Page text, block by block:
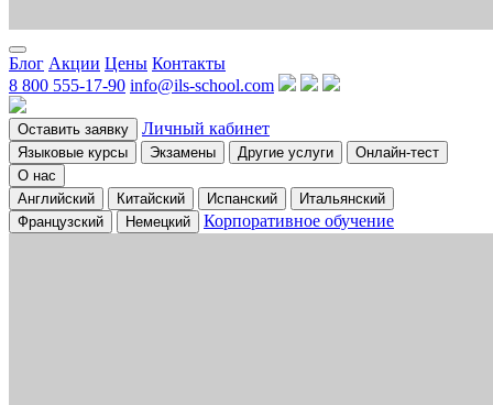
Блог Акции Цены Контакты
8 800 555-17-90 info@ils-school.com
Оставить заявку Личный кабинет
Языковые курсы Экзамены Другие услуги
Онлайн-тест
О нас
Английский
Китайский Испанский
Итальянский
Французский
Немецкий Корпоративное обучение